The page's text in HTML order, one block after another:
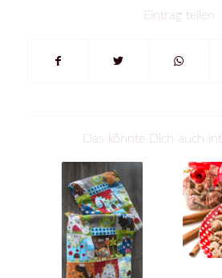
Eintrag teilen
Das könnte Dich auch